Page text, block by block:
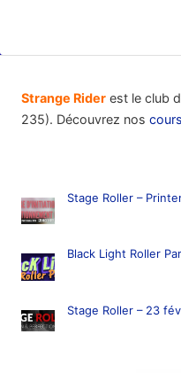
Strange Rider est le club
235). Découvrez nos cours
Stage Roller –
Black Light Roller
Stage Roller – 23